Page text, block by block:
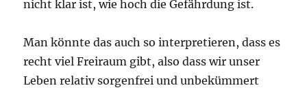
nicht klar ist, wie hoch die Gefährdung ist.
Man könnte das auch so interpretieren, dass es
recht viel Freiraum gibt, also dass wir unser
Leben relativ sorgenfrei und unbekümmert